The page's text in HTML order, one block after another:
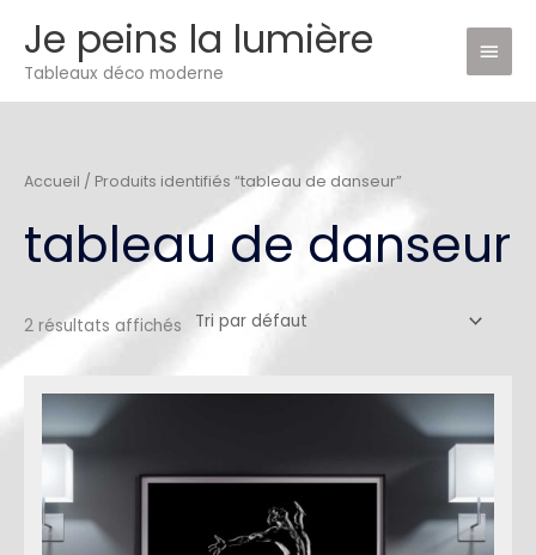
contenu
Je peins la lumière
Tableaux déco moderne
Accueil / Produits identifiés “tableau de danseur”
tableau de danseur
2 résultats affichés